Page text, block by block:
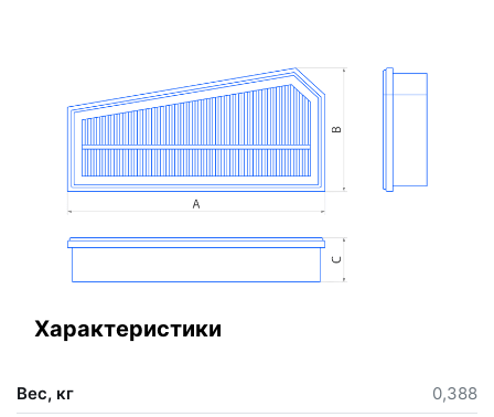
Характеристики
Вес, кг 0,388